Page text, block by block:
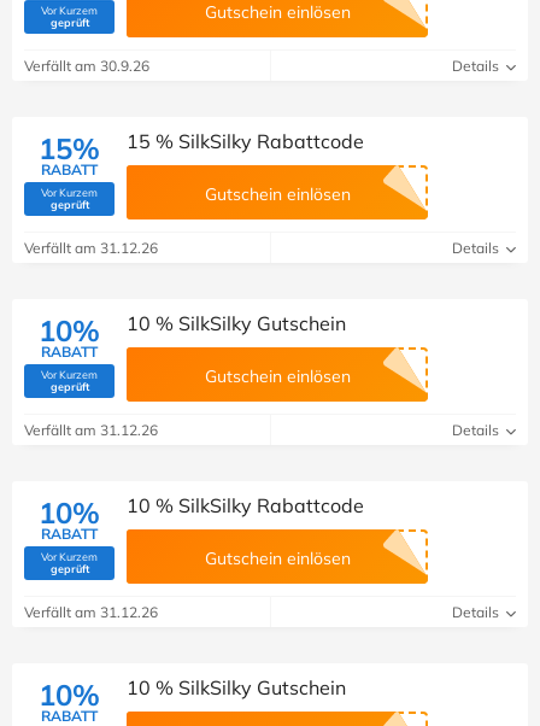
Vor Kurzem
geprüft(Von Savoo geprüft) Gutschein einlösen
Verfällt am 30.9.26 Details
15%
RABATT
Vor Kurzem
geprüft(Von Savoo geprüft)
15 % SilkSilky Rabattcode
Gutschein einlösen
Verfällt am 31.12.26 Details
10%
RABATT
Vor Kurzem
geprüft(Von Savoo geprüft)
10 % SilkSilky Gutschein
Gutschein einlösen
Verfällt am 31.12.26 Details
10%
RABATT
Vor Kurzem
geprüft(Von Savoo geprüft)
10 % SilkSilky Rabattcode
Gutschein einlösen
Verfällt am 31.12.26 Details
10%
RABATT
10 % SilkSilky Gutschein